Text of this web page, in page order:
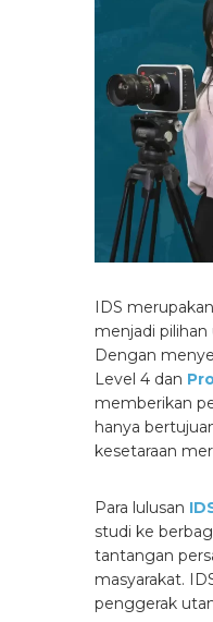
IDS
menjadi
Dengan
Level 4 dan
memberikan
hanya
kesetaraan
Para lulusan
studi ke
tantangan
masyarakat.
penggerak